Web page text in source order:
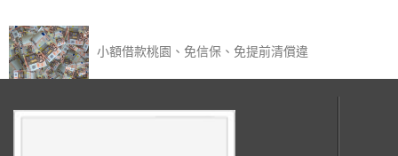
小額借款桃園、免信保、免提前清償違